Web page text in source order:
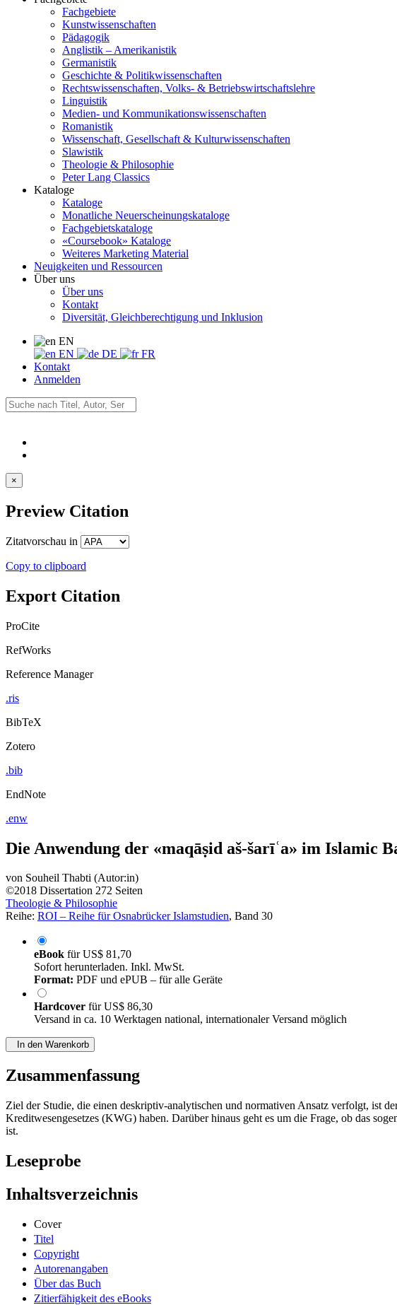
Fachgebiete
Kunstwissenschaften
Pädagogik
Anglistik – Amerikanistik
Germanistik
Geschichte & Politikwissenschaften
Rechtswissenschaften, Volks- & Betriebswirtschaftslehre
Linguistik
Medien- und Kommunikationswissenschaften
Romanistik
Wissenschaft, Gesellschaft & Kulturwissenschaften
Slawistik
Theologie & Philosophie
Peter Lang Classics
Kataloge
Kataloge
Monatliche Neuerscheinungskataloge
Fachgebietskataloge
«Coursebook» Kataloge
Weiteres Marketing Material
Neuigkeiten und Ressourcen
Über uns
Über uns
Kontakt
Diversität, Gleichberechtigung und Inklusion
EN
EN
DE
FR
Kontakt
Anmelden
×
Preview Citation
Zitatvorschau in
Copy to clipboard
Export Citation
ProCite
RefWorks
Reference Manager
.ris
BibTeX
Zotero
.bib
EndNote
.enw
Die Anwendung der «maqāṣid aš-šarīʿa» im Islamic
von Souheil Thabti (Autor:in)
©2018 Dissertation 272 Seiten
Theologie & Philosophie
Reihe: ROI – Reihe für Osnabrücker Islamstudien, Band 30
eBook fürUS$ 81,70
Sofort herunterladen. Inkl. MwSt.
Format: PDF und ePUB – für alle Geräte
Hardcover fürUS$ 86,30
Versand in ca. 10 Werktagen national, internationaler Versand möglich
In den Warenkorb
Zusammenfassung
Ziel der Studie, die einen deskriptiv-analytischen und normativen Ansatz verfolgt, ist
Kreditwesengesetzes (KWG) haben. Darüber hinaus geht es um die Frage, ob das
ist.
Leseprobe
Inhaltsverzeichnis
Cover
Titel
Copyright
Autorenangaben
Über das Buch
Zitierfähigkeit des eBooks